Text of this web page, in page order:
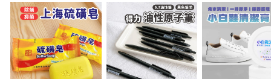
超商取貨付款
LINE Pay
Apple Pay
街口支付